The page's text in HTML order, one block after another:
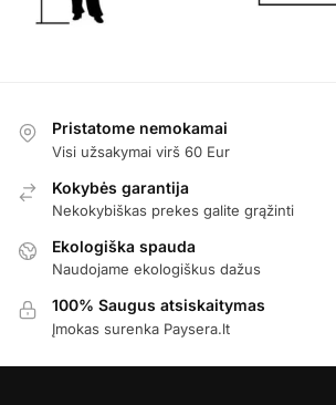
Pristatome nemokamai
Visi užsakymai virš 60 Eur
Kokybės garantija
Nekokybiškas prekes galite grąžinti
Ekologiška spauda
Naudojame ekologiškus dažus
100% Saugus atsiskaitymas
Įmokas surenka Paysera.lt